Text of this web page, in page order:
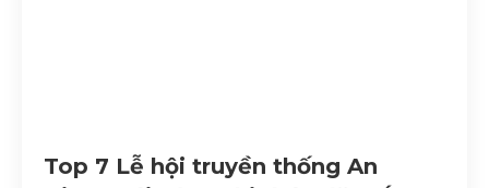
Top 7 Lễ hội truyền thống An